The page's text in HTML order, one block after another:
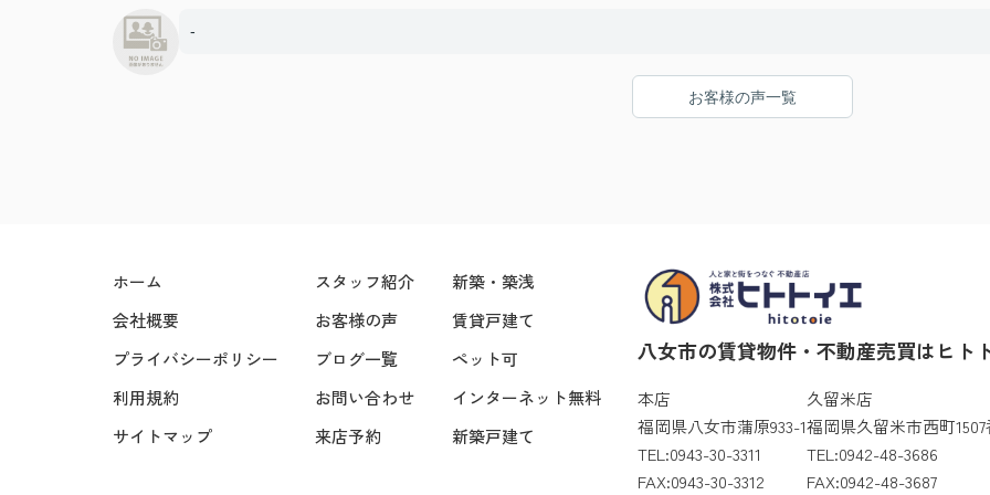
-
お客様の声一覧
ホーム
会社概要
プライバシーポリシー
利用規約
サイトマップ
スタッフ紹介
お客様の声
ブログ一覧
お問い合わせ
来店予約
新築・築浅
賃貸戸建て
ペット可
インターネット無料
新築戸建て
八女市の賃貸物件・不動産売買はヒト
本店
福岡県八女市蒲原933-1
TEL:0943-30-3311
FAX:0943-30-3312
久留米店
福岡県久留米市西町
TEL:0942-48-3686
FAX:0942-48-3687